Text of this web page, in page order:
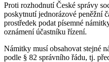
Proti rozhodnutí České správy
poskytnutí jednorázové peněžní
prostředek podat písemné
oznámení účastníku řízení.
Námitky musí obsahovat stejné
podle § 82 správního řádu, tj.